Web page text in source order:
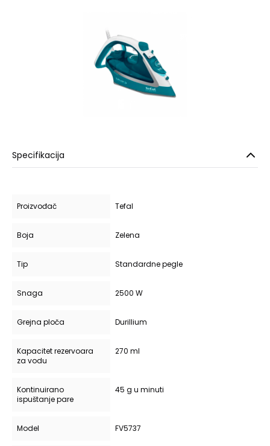
Specifikacija
Proizvođač Tefal
Boja Zelena
Tip Standardne pegle
Snaga 2500 W
Grejna ploča Durillium
Kapacitet rezervoara
za vodu
270 ml
Kontinuirano
ispuštanje pare
45 g u minuti
Model FV5737